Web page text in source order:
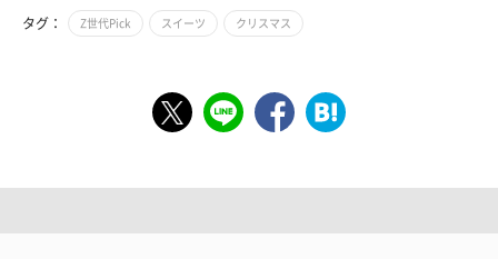
タグ： Z世代Pick スイーツ クリスマス